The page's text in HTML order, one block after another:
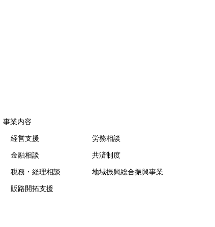
事業内容
経営支援 労務相談
金融相談 共済制度
税務・経理相談 地域振興総合振興事業
販路開拓支援